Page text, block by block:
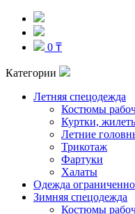
0 ₸
Категории
Летняя спецодежда
Костюмы
Куртки,
Летние
Трикотаж
Фартуки
Халаты
Одежда
Зимняя спецодежда
Костюмы